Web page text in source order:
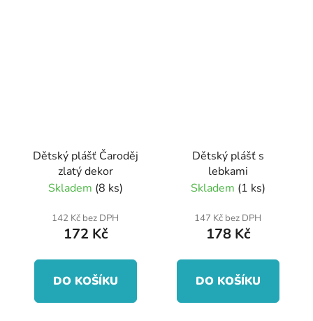
Dětský plášť Čaroděj
zlatý dekor
Skladem (8 ks)
142 Kč bez DPH
172 Kč
DO KOŠÍKU
Dětský plášť s
lebkami
Skladem (1 ks)
147 Kč bez DPH
178 Kč
DO KOŠÍKU